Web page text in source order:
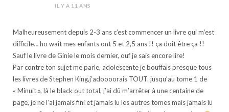
IL Y A 11 ANS
Malheureusement depuis 2-3 ans c’est commencer un livre qui m’est
difficile… ho wait mes enfants ont 5 et 2,5 ans !! ça doit être ça !!
Sauf le livre de Ginie le mois dernier, ouf je sais encore lire!
Par contre ton sujet me parle, adolescente je bouffais presque tous
les livres de Stephen King,j’adoooorais TOUT. jusqu’au tome 1 de
« Minuit », là le black out total, j’ai dû m’arrêter à une centaine de
page, je ne l’ai jamais fini et jamais lu les autres tomes mais jamais lu